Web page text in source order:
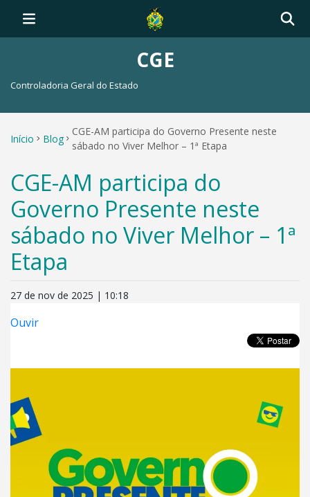
CGE
Controladoria Geral do Estado
Início Blog
CGE-AM participa do Governo Presente neste
sábado no Viver Melhor – 1ª Etapa
CGE-AM participa do
Governo Presente neste
sábado no Viver Melhor – 1ª
Etapa
27 de nov de 2025 | 10:18
Ouvir